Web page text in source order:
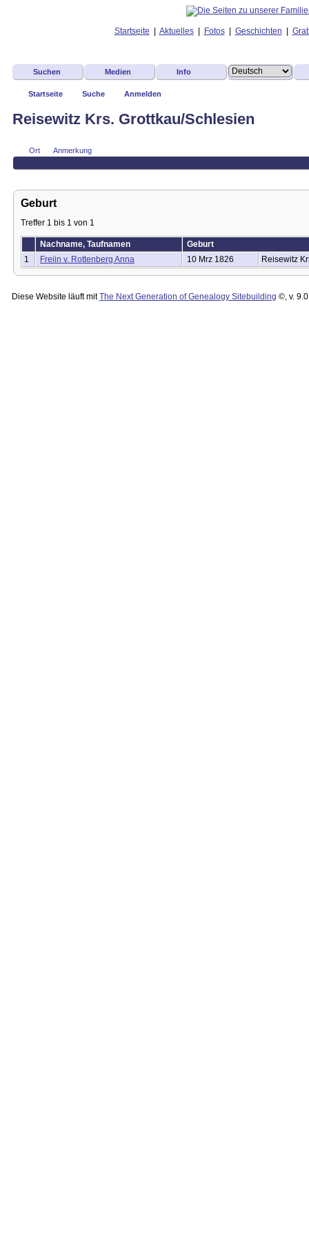
Startseite Aktuelles| Fotos| Geschichten
Suchen Medien Info
Startseite Suche Anmelden
Reisewitz Krs. Grottkau/Schlesien
Ort Anmerkung
Geburt
Treffer 1 bis 1 von 1
Nachname, Taufnamen
Geburt
1
Freiin v. Rottenberg Anna 10 Mrz 1826 Reisewitz
Diese Website läuft mitThe Next Generation of Genealogy Sitebuilding ©, v.